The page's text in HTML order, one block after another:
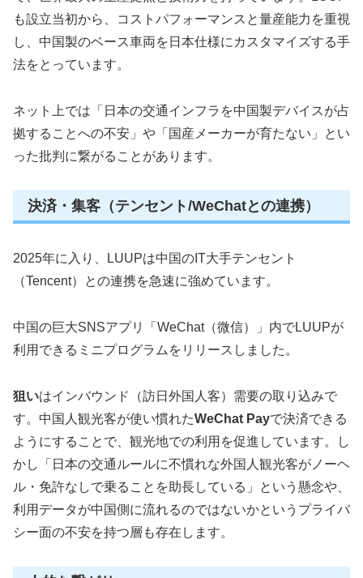
も設立当初から、コストパフォーマンスと量産能力を重視
し、中国製のベース車両を日本仕様にカスタマイズする手
法をとっています。
ネット上では「日本の交通インフラを中国製デバイスが占
拠することへの不安」や「国産メーカーが育たない」とい
った批判に繋がることがあります。
決済・集客（テンセント/WeChatとの連携）
2025年に入り、LUUPは中国のIT大手テンセント
（Tencent）との連携を急速に強めています。
中国の巨大SNSアプリ「WeChat（微信）」内でLUUPが
利用できるミニプログラムをリリースしました。
狙いはインバウンド（訪日外国人客）需要の取り込みで
す。中国人観光客が使い慣れたWeChat Payで決済できる
ようにすることで、観光地での利用を促進しています。し
かし「日本の交通ルールに不慣れな外国人観光客がノーヘ
ル・免許なしで乗ることを助長している」という懸念や、
利用データが中国側に流れるのではないかというプライバ
シー面の不安を持つ層も存在します。